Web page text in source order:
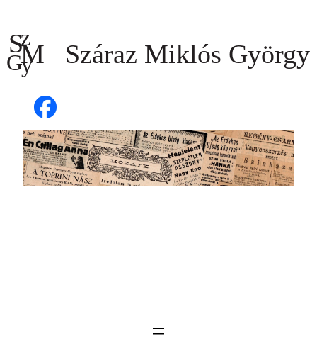
tartalomhoz